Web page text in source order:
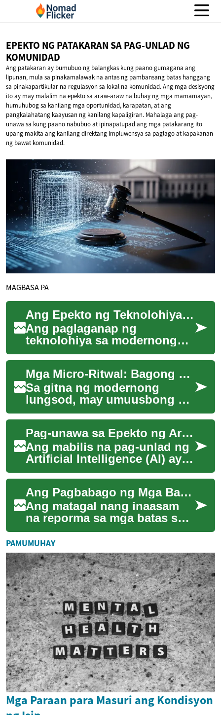
EPEKTO NG PATAKARAN SA PAG-UNLAD NG
KOMUNIDAD
Ang patakaran ay bumubuo ng balangkas kung paano gumagana ang
lipunan, mula sa pinakamalawak na antas ng pambansang batas hanggang
sa pinakapartikular na regulasyon sa lokal na komunidad. Ang mga desisyong
ito ay may malalim na epekto sa araw-araw na buhay ng mga mamamayan,
humuhubog sa kanilang mga oportunidad, karapatan, at ang
pangkalahatang kaayusan ng kanilang kapaligiran. Mahalaga ang pag-
unawa sa kung paano nabubuo at ipinapatupad ang mga patakarang ito
upang makita ang kanilang direktang impluwensya sa paglago at kapakanan
ng bawat komunidad.
MAGBASA PA
Ang Epekto ng Teknolohiya sa Kalusugan ng Isip ng Kabataan
Ang paglaganap ng
teknolohiya sa modernong
panahon ay nagdulot ng
malaking pagbabago sa
paraan ng pamumuhay ng
mga ta...
Mga Micro-Ritwal: Bagong Hibla ng Komunidad sa Lungsod
Sa gitna ng modernong
lungsod, may umuusbong na
hanay ng maliliit na ritwal na
nag-uugnay sa mga tao. Ang
mga ito ay ...
Pag-unawa sa Epekto ng Artificial Intelligence sa Industriya ng Pananalapi
Ang mabilis na pag-unlad ng
Artificial Intelligence (AI) ay
nagdudulot ng malaking
pagbabago sa iba't ibang
industriy...
Ang Pagbabago ng Mga Batas sa Pagbebenta ng Lupa sa Pilipinas
Ang matagal nang inaasam
na reporma sa mga batas sa
pagbebenta ng lupa sa
Pilipinas ay nagbubunga ng
makabuluhang epe...
PAMUMUHAY
Mga Paraan para Masuri ang Kondisyon